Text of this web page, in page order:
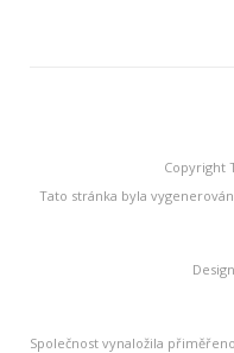
Copyright
Tato stránka byla
Společnost vynaložila